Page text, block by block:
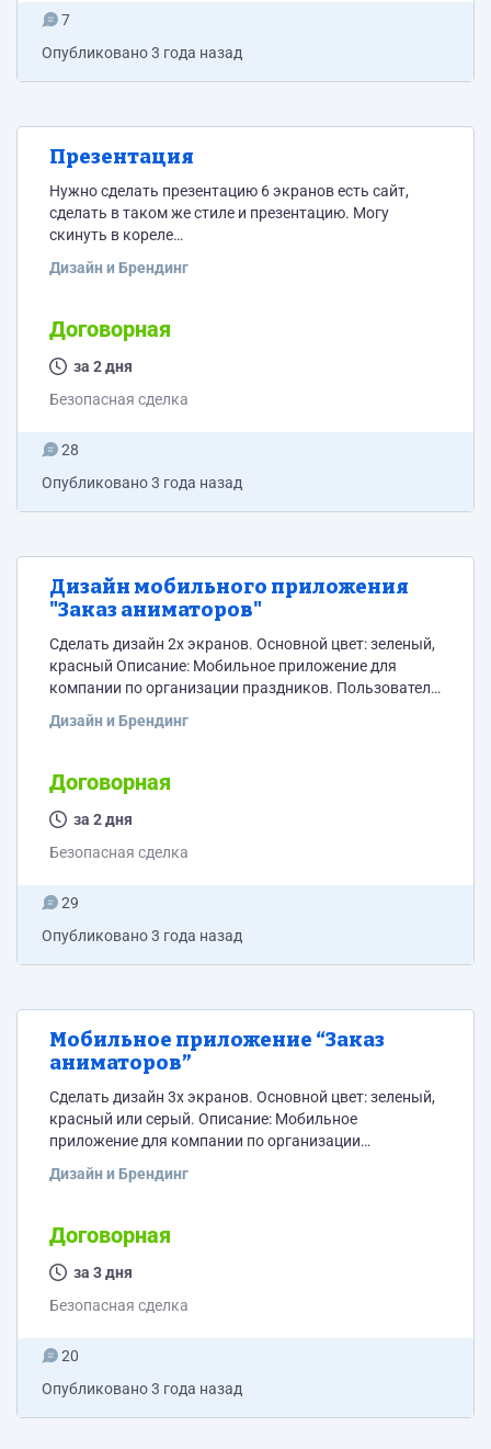
type=design&node-
id=0%3A1&mode=design&t=3KOD8wAYyw4dh9nW-1
7
Опубликовано3 года назад
Презентация
Нужно сделать презентацию 6 экранов есть сайт,
сделать в таком же стиле и презентацию. Могу
скинуть в кореле
экраны Срок и цена? только безопасная сделка
Дизайн и Брендинг
Договорная
за 2 дня
Безопасная сделка
28
Опубликовано3 года назад
Дизайн мобильного приложения
"Заказ аниматоров"
Сделать дизайн 2х экранов. Основной цвет: зеленый,
красный Описание: Мобильное приложение для
компании по организации праздников. Пользователи
программу. Например: Программа за 10 тыс. рублей и
прикрепляю все экраны для понимания. Сроки и цену
предлагайте, рассмотрим все варианты. Вопрос от
спама: 2+4=? Мобильное приложение будет строится
Дизайн и Брендинг
Договорная
за 2 дня
Безопасная сделка
29
Опубликовано3 года назад
Мобильное приложение “Заказ
аниматоров”
Сделать дизайн 3х экранов. Основной цвет: зеленый,
красный или серый. Описание: Мобильное
приложение для компании по организации
нужную развлекательную программу. Например:
Нужно только 3 экрана, так же прикрепляю все
экраны для понимания. Сроки и цену предлагайте,
рассмотрим все варианты. Вопрос от спама: 2+4=?
Дизайн и Брендинг
Договорная
за 3 дня
Безопасная сделка
20
Опубликовано3 года назад